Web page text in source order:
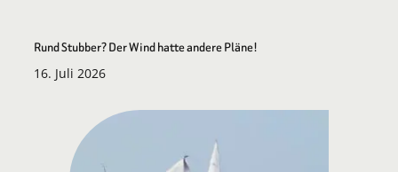
Rund Stubber? Der Wind hatte andere Pläne!
16. Juli 2026